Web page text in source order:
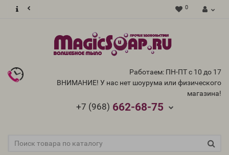
0
Работаем: ПН-ПТ с 10 до 17
ВНИМАНИЕ! У нас нет шоурума или физического
магазина!
+7 (968) 662-68-75